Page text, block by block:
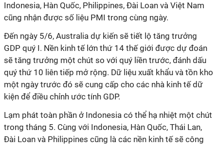
Indonesia, Hàn Quốc, Philippines, Đài Loan và Việt Nam
cũng nhận được số liệu PMI trong cùng ngày.
Đến ngày 5/6, Australia dự kiến sẽ tiết lộ tăng trưởng
GDP quý I. Nền kinh tế lớn thứ 14 thế giới được dự đoán
sẽ tăng trưởng một chút so với quý liền trước, đánh dấu
quý thứ 10 liên tiếp mở rộng. Dữ liệu xuất khẩu và tồn kho
một ngày trước đó sẽ cung cấp cho các nhà kinh tế dữ
kiện để điều chỉnh ước tính GDP.
Lạm phát toàn phần ở Indonesia có thể hạ nhiệt một chút
trong tháng 5. Cùng với Indonesia, Hàn Quốc, Thái Lan,
Đài Loan và Philippines cũng là các nền kinh tế sẽ công